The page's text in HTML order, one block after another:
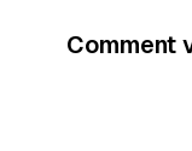
Comment